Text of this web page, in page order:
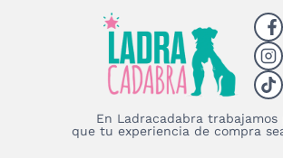
En Ladracadabra trabajamos
que tu experiencia de compra